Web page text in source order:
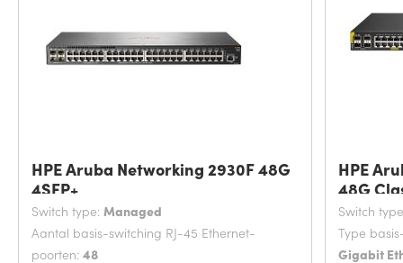
HPE Aruba Networking 2930F 48G
4SFP+
Switch type: Managed
Aantal basis-switching RJ-45 Ethernet-
poorten: 48
HPE
48G
Switch
Type
Gigabit